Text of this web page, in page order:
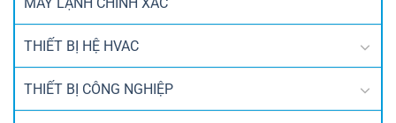
MÁY LẠNH CHÍNH XÁC
THIẾT BỊ HỆ HVAC
THIẾT BỊ CÔNG NGHIỆP